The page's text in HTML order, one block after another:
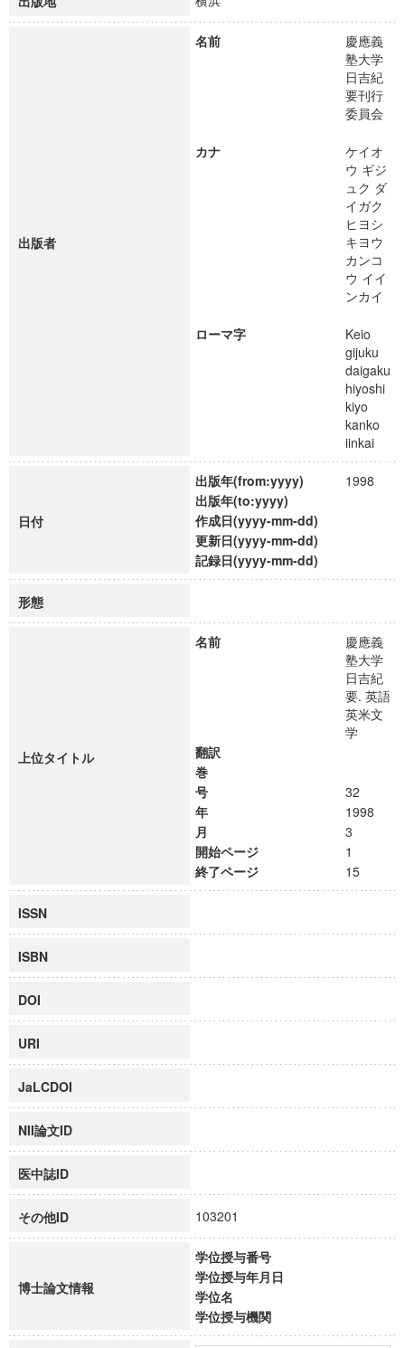
出版者
名前
慶應義
塾大学
日吉紀
要刊行
委員会
カナ
ケイオ
ウ ギジ
ュク ダ
イガク
ヒヨシ
キヨウ
カンコ
ウ イイ
ンカイ
ローマ字
Keio
gijuku
daigaku
hiyoshi
kiyo
kanko
iinkai
日付
出版年(from:yyyy)
1998
出版年(to:yyyy)
作成日(yyyy-mm-dd)
更新日(yyyy-mm-dd)
記録日(yyyy-mm-dd)
形態
上位タイトル
名前
慶應義
塾大学
日吉紀
要. 英語
英米文
学
翻訳
巻
号
32
年
1998
月
3
開始ページ
1
終了ページ
15
ISSN
ISBN
DOI
URI
JaLCDOI
NII論文ID
医中誌ID
その他ID 103201
博士論文情報
学位授与番号
学位授与年月日
学位名
学位授与機関